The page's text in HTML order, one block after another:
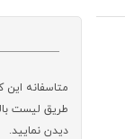
متاسفانه این
طریق لیست
دیدن نمایید.